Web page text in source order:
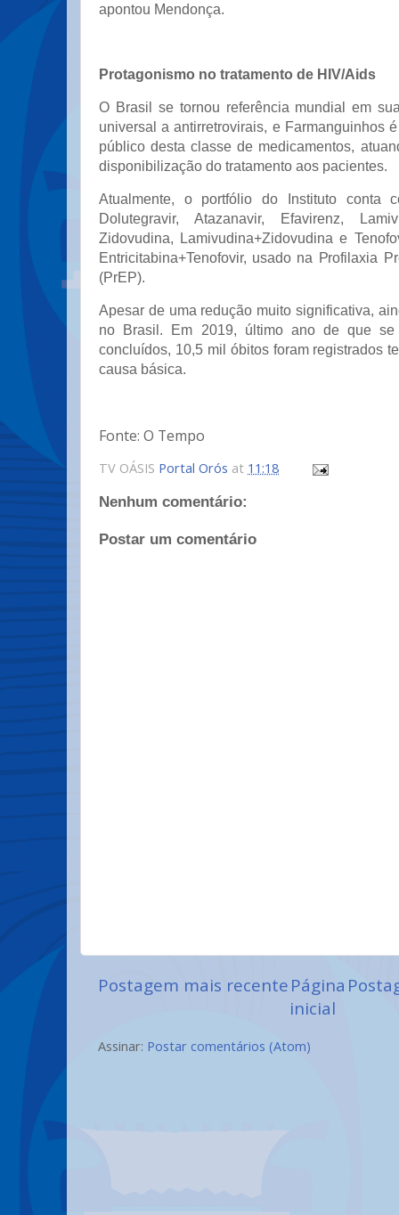
apontou Mendonça.
Protagonismo no tratamento de HIV/Aids
O Brasil se tornou referência mundial em
universal a antirretrovirais, e Farmanguinhos
público desta classe de medicamentos,
disponibilização do tratamento aos pacientes.
Atualmente, o portfólio do Instituto conta
Dolutegravir, Atazanavir, Efavirenz,
Zidovudina, Lamivudina+Zidovudina e
Entricitabina+Tenofovir, usado na Profilaxia
(PrEP).
Apesar de uma redução muito significativa,
no Brasil. Em 2019, último ano de que se
concluídos, 10,5 mil óbitos foram registrados
causa básica.
Fonte: O Tempo
TV OÁSIS Portal Orós at 11:18
Nenhum comentário:
Postar um comentário
Postagem mais recentePágina
inicial
Assinar: Postar comentários (Atom)